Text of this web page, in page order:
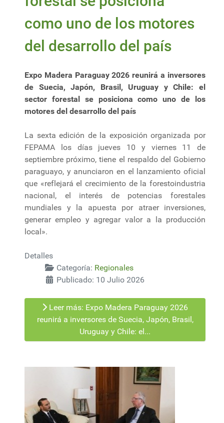
como uno de los motores
del desarrollo del país
Expo Madera Paraguay 2026 reunirá a inversores
de Suecia, Japón, Brasil, Uruguay y Chile: el
sector forestal se posiciona como uno de los
motores del desarrollo del país
La sexta edición de la exposición organizada por
FEPAMA los días jueves 10 y viernes 11 de
septiembre próximo, tiene el respaldo del Gobierno
paraguayo, y anunciaron en el lanzamiento oficial
que «reflejará el crecimiento de la forestoindustria
nacional, el interés de potencias forestales
mundiales y la apuesta por atraer inversiones,
generar empleo y agregar valor a la producción
local».
Detalles
Categoría: Regionales
Publicado: 10 Julio 2026
Leer más: Expo Madera Paraguay 2026
reunirá a inversores de Suecia, Japón, Brasil,
Uruguay y Chile: el...